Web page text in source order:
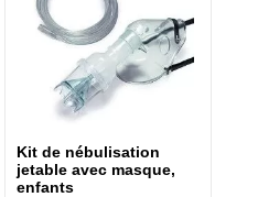
Kit de nébulisation
jetable avec masque,
enfants